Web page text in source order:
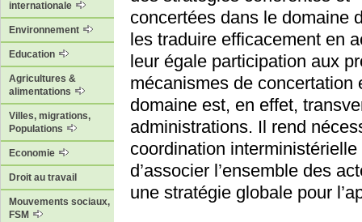
internationale
Environnement
Education
Agricultures &
alimentations
Villes, migrations,
Populations
Economie
Droit au travail
Mouvements sociaux,
FSM
concertées dans le domaine
les traduire efficacement en
leur égale participation aux
mécanismes de
domaine est, en effet,
administrations. Il rend
coordination
d’associer l’ensemble des
une stratégie globale pour